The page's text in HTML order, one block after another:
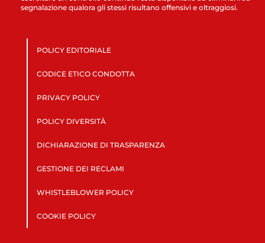
segnalazione qualora gli stessi risultano offensivi e oltraggiosi.
POLICY EDITORIALE
CODICE ETICO CONDOTTA
PRIVACY POLICY
POLICY DIVERSITÀ
DICHIARAZIONE DI TRASPARENZA
GESTIONE DEI RECLAMI
WHISTLEBLOWER POLICY
COOKIE POLICY